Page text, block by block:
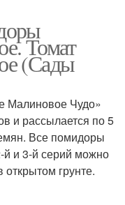
Томат
(Сады
Малиновое Чудо»
и рассылается по 5
Все помидоры
й и 3-й серий можно
открытом грунте.